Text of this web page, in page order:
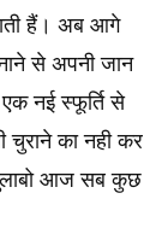
हैं। अब आगे
से अपनी जान
नई स्फूर्ति से
चुराने का नही कर
आज सब कुछ